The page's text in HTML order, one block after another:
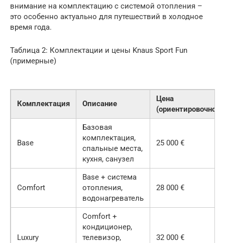
внимание на комплектацию с системой отопления –
это особенно актуально для путешествий в холодное
время года.
Таблица 2: Комплектации и цены Knaus Sport Fun
(примерные)
Комплектация Описание
Цена
(ориентировочно)
Base
Базовая
комплектация,
спальные места,
кухня, санузел
25 000 €
Comfort
Base + система
отопления,
водонагреватель
28 000 €
Luxury
Comfort +
кондиционер,
телевизор,
32 000 €